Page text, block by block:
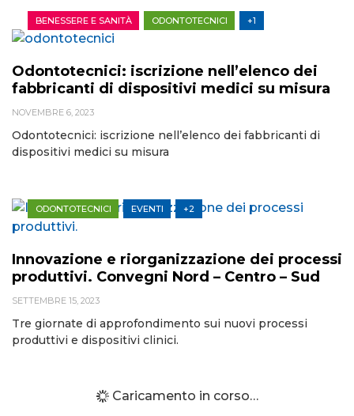
BENESSERE E SANITÀ ODONTOTECNICI +1
Odontotecnici: iscrizione nell’elenco dei
fabbricanti di dispositivi medici su misura
NOVEMBRE 6, 2023
Odontotecnici: iscrizione nell’elenco dei fabbricanti di
dispositivi medici su misura
ODONTOTECNICI EVENTI +2
Innovazione e riorganizzazione dei processi
produttivi. Convegni Nord – Centro – Sud
SETTEMBRE 15, 2023
Tre giornate di approfondimento sui nuovi processi
produttivi e dispositivi clinici.
Caricamento in corso…